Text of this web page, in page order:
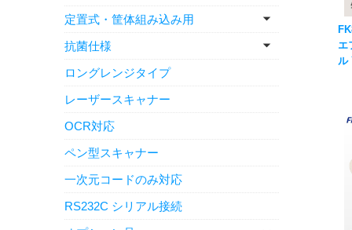
エ
ル
定置式・筐体組み込み用
抗菌仕様
ロングレンジタイプ
レーザースキャナー
OCR対応
ペン型スキャナー
一次元コードのみ対応
RS232C シリアル接続